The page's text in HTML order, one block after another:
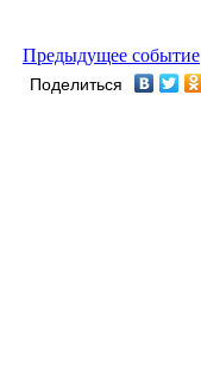
Предыдущее событие
Поделиться